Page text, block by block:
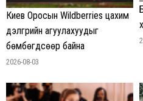
Киев Оросын Wildberries цахим
дэлгүүрийн агуулахуудыг
бөмбөгдсөөр байна
2026-08-03